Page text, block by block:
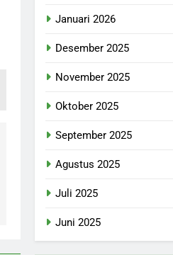
Januari 2026
Desember 2025
November 2025
Oktober 2025
September 2025
Agustus 2025
Juli 2025
Juni 2025